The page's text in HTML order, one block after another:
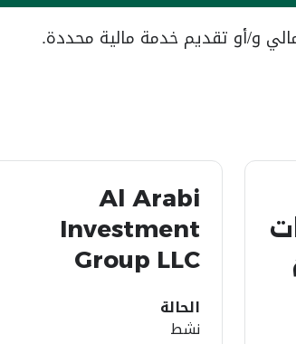
و/أو تقديم خدمة مالية محددة.
Al Arabi
Investment
Group LLC
الحالة
نشط